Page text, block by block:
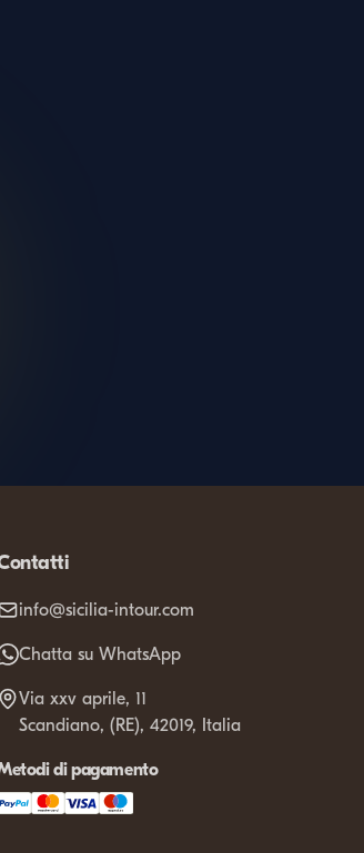
info@sicilia-intour.com
Chatta su WhatsApp
Via xxv aprile, 11
Scandiano, (RE), 42019, Italia
di pagamento